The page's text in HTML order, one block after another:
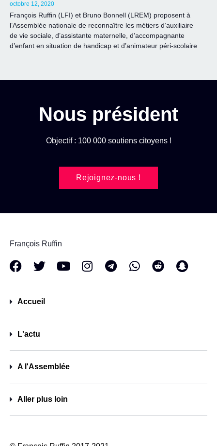
octobre 12, 2020
François Ruffin (LFI) et Bruno Bonnell (LREM) proposent à
l’Assemblée nationale de reconnaître les métiers d’auxiliaire
de vie sociale, d’assistante maternelle, d’accompagnante
d’enfant en situation de handicap et d’animateur péri-scolaire
Nous président
Objectif : 100 000 soutiens citoyens !
Rejoignez-nous !
François Ruffin
Accueil
L'actu
A l'Assemblée
Aller plus loin